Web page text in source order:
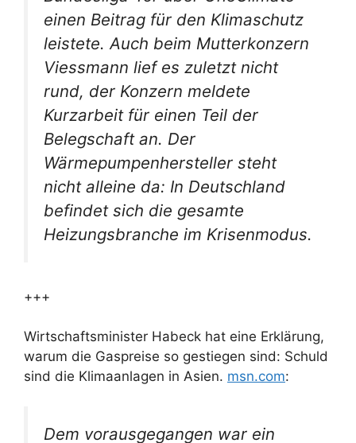
einen Beitrag für den Klimaschutz
leistete. Auch beim Mutterkonzern
Viessmann lief es zuletzt nicht
rund, der Konzern meldete
Kurzarbeit für einen Teil der
Belegschaft an. Der
Wärmepumpenhersteller steht
nicht alleine da: In Deutschland
befindet sich die gesamte
Heizungsbranche im Krisenmodus.
+++
Wirtschaftsminister Habeck hat eine Erklärung,
warum die Gaspreise so gestiegen sind: Schuld
sind die Klimaanlagen in Asien. msn.com:
Dem vorausgegangen war ein